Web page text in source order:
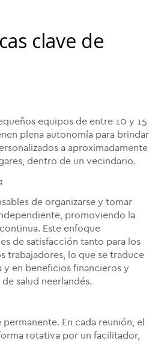
clave de
equipos de entre 10 y 15
plena autonomía para brindar
a aproximadamente
dentro de un vecindario.
de organizarse y tomar
promoviendo la
Este enfoque
de satisfacción tanto para los
trabajadores, lo que se traduce
y en beneficios financieros y
salud neerlandés.
En cada reunión, el
rotativa por un facilitador,